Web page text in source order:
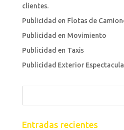
clientes.
Publicidad en Flotas de
Publicidad en Movimiento
Publicidad en Taxis
Publicidad Exterior
Entradas recientes